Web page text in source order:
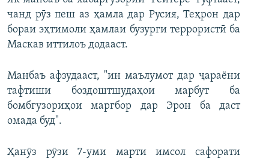
чанд рӯз пеш аз ҳамла дар Русия, Теҳрон дар
бораи эҳтимоли ҳамлаи бузурги террористӣ ба
Маскав иттилоъ додааст.
Манбаъ афзудааст, "ин маълумот дар ҷараёни
тафтиши боздоштшудаҳои марбут ба
бомбгузориҳои маргбор дар Эрон ба даст
омада буд".
Ҳанӯз рӯзи 7-уми марти имсол сафорати